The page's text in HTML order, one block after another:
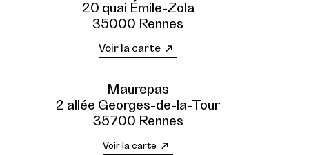
20 quai Émile-Zola
35000 Rennes
Voir la carte
Maurepas
2 allée Georges-de-la-Tour
35700 Rennes
Voir la carte